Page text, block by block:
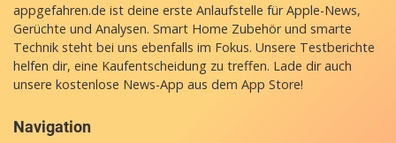
appgefahren.de ist deine erste Anlaufstelle für Apple-News,
Gerüchte und Analysen. Smart Home Zubehör und smarte
Technik steht bei uns ebenfalls im Fokus. Unsere Testberichte
helfen dir, eine Kaufentscheidung zu treffen. Lade dir auch
unsere kostenlose News-App aus dem App Store!
Navigation